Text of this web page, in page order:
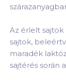
Az érlelt sajtok
sajtok,
maradék
sajtérés során